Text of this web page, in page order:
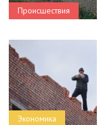
Происшествия
Экономика